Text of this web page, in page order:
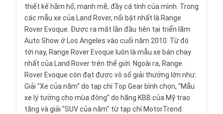
thiết kế hầm hố, mạnh mẽ, đầy cá tính của mình. Trong
các mẫu xe của Land Rover, nổi bật nhất là Range
Rover Evoque. Được ra mắt lần đầu tiên tại triển lãm
Auto Show ở Los Angeles vào cuối năm 2010. Từ đó
tới nay, Range Rover Evoque luôn là mẫu xe bán chạy
nhất của Land Rover trên thế giới. Ngoài ra, Range
Rover Evoque còn đạt được vô số giải thưởng lớn như:
Giải "Xe của năm" do tạp chí Top Gear bình chọn, “Mẫu
xe lý tưởng cho mùa đông” do hãng KBB của Mỹ trao
tặng và giải "SUVcủa năm" từ tạp chí MotorTrend.